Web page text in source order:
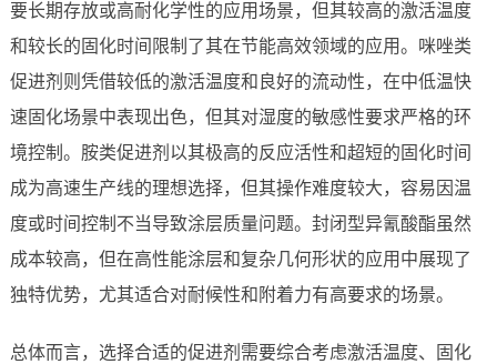
要长期存放或高耐化学性的应用场景，但其较高的激活温度
和较长的固化时间限制了其在节能高效领域的应用。咪唑类
促进剂则凭借较低的激活温度和良好的流动性，在中低温快
速固化场景中表现出色，但其对湿度的敏感性要求严格的环
境控制。胺类促进剂以其极高的反应活性和超短的固化时间
成为高速生产线的理想选择，但其操作难度较大，容易因温
度或时间控制不当导致涂层质量问题。封闭型异氰酸酯虽然
成本较高，但在高性能涂层和复杂几何形状的应用中展现了
独特优势，尤其适合对耐候性和附着力有高要求的场景。
总体而言，选择合适的促进剂需要综合考虑激活温度、固化